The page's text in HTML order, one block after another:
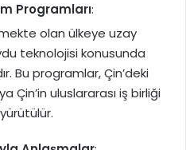
Programları:
olan ülkeye uzay
teknolojisi konusunda
Bu programlar, Çin’deki
Çin’in uluslararası iş birliği